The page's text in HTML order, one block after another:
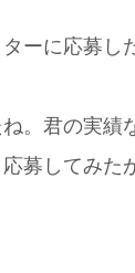
ーに応募し
。君の実
募してみた